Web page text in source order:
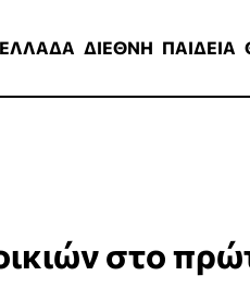
ΕΛΛΑΔΑ ΔΙΕΘΝΗ ΠΑΙΔΕΙΑ
στο